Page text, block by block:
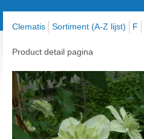
Clematis Sortiment (A-Z lijst) F
Product detail pagina